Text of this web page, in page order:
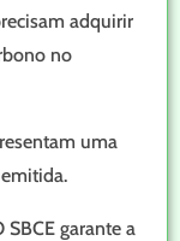
adquirir
no
uma
SBCE garante a